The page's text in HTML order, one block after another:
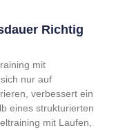
Richtig
mit
nur auf
verbessert ein
eines strukturierten
mit Laufen,